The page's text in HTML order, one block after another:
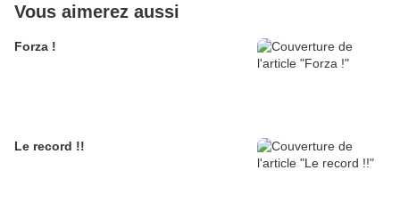
Vous aimerez aussi
Forza !
Le record !!